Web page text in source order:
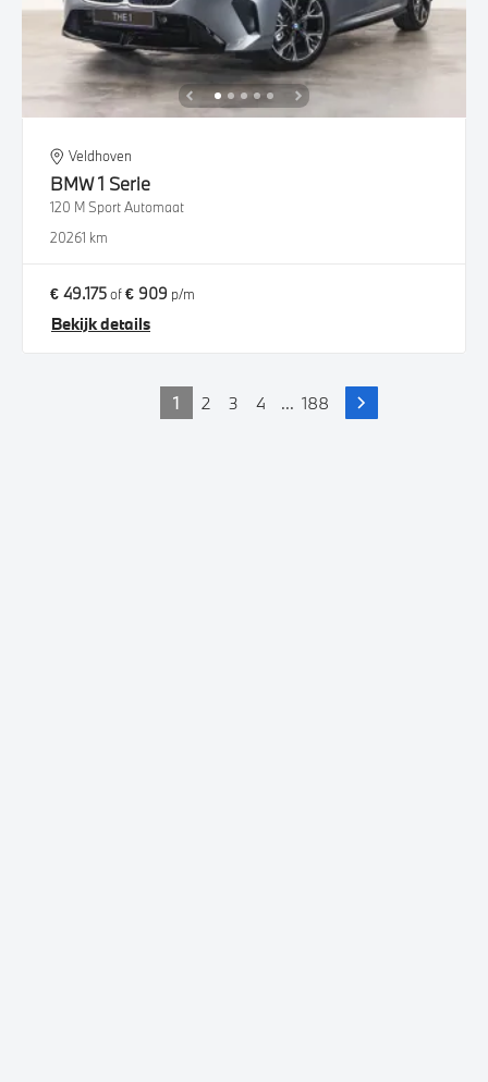
Veldhoven
BMW1 Serie
120 M Sport Automaat
20261 km
€ 49.175of€ 909 p/m
Bekijk details
1 2 3 4 ... 188